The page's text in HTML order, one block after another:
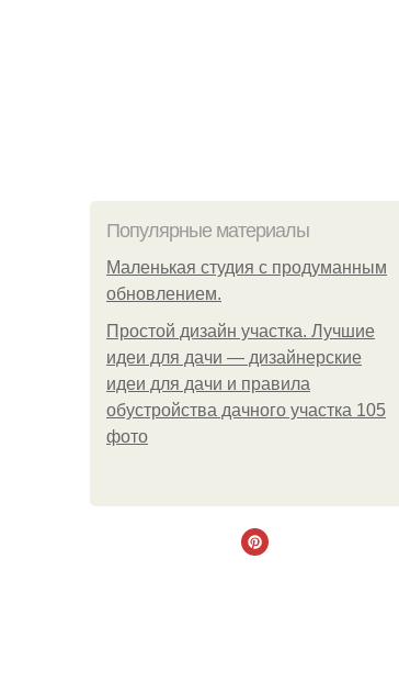
Популярные материалы
Маленькая студия с продуманным
обновлением.
Простой дизайн участка. Лучшие
идеи для дачи — дизайнерские
идеи для дачи и правила
обустройства дачного участка 105
фото